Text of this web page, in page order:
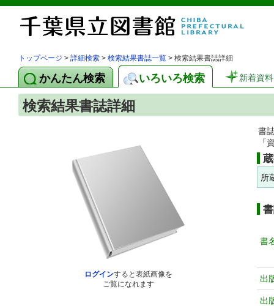
トップページ > 詳細検索 > 検索結果書誌一覧 > 検索結果書誌詳細
かんたん検索 いろいろ検索 新着資料
検索結果書誌詳細
ログインすると表紙画像を
ご覧になれます
書
「
所
書
出
出